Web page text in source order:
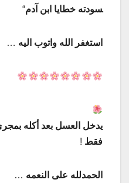
سودته خطايا ابن آدم“
استغفر الله واتوب اليه …
يدخل العسل بعد أكله
فقط !
الحمدلله على النعمه …